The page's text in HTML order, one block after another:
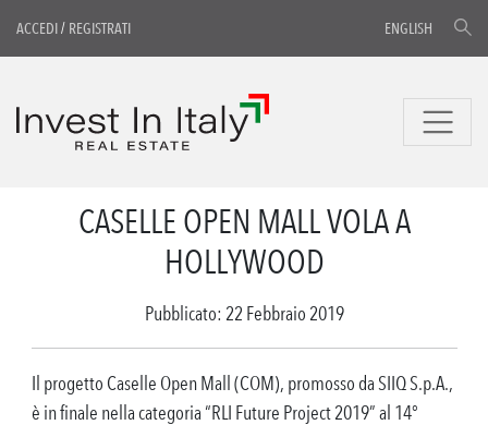
ACCEDI/ REGISTRATI ENGLISH
CASELLE OPEN MALL VOLA A
HOLLYWOOD
Pubblicato: 22 Febbraio 2019
Il progetto Caselle Open Mall (COM), promosso da SIIQ S.p.A.,
è in finale nella categoria “RLI Future Project 2019” al 14°